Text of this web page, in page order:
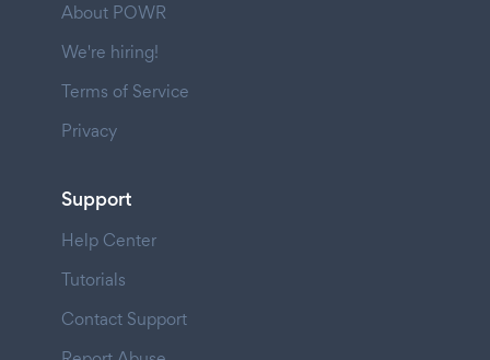
About POWR
We're hiring!
Terms of Service
Privacy
Support
Help Center
Tutorials
Contact Support